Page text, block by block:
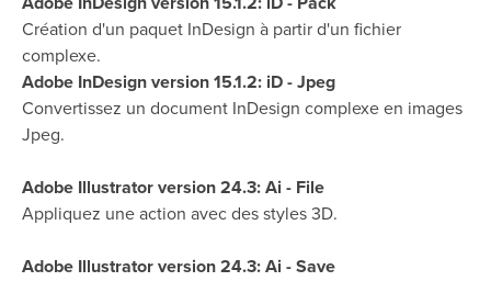
Création d'un paquet InDesign à partir d'un fichier
complexe.
Adobe InDesign version 15.1.2: iD - Jpeg
Convertissez un document InDesign complexe en images
Jpeg.
Adobe Illustrator version 24.3: Ai - File
Appliquez une action avec des styles 3D.
Adobe Illustrator version 24.3: Ai - Save